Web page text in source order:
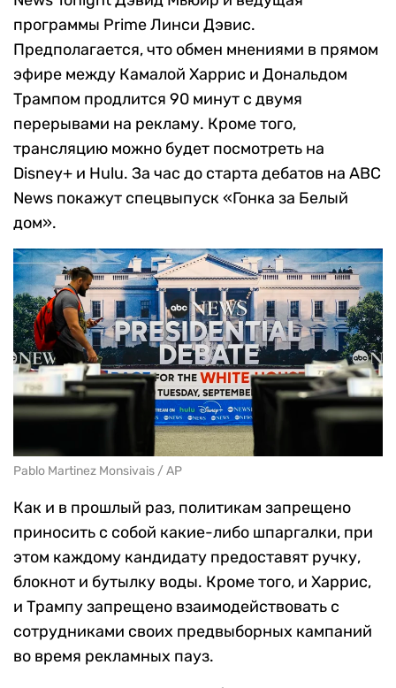
программы Prime Линси Дэвис.
Предполагается, что обмен мнениями в прямом
эфире между Камалой Харрис и Дональдом
Трампом продлится 90 минут с двумя
перерывами на рекламу. Кроме того,
трансляцию можно будет посмотреть на
Disney+ и Hulu. За час до старта дебатов на ABC
News покажут спецвыпуск «Гонка за Белый
дом».
Pablo Martinez Monsivais / AP
Как и в прошлый раз, политикам запрещено
приносить с собой какие-либо шпаргалки, при
этом каждому кандидату предоставят ручку,
блокнот и бутылку воды. Кроме того, и Харрис,
и Трампу запрещено взаимодействовать с
сотрудниками своих предвыборных кампаний
во время рекламных пауз.